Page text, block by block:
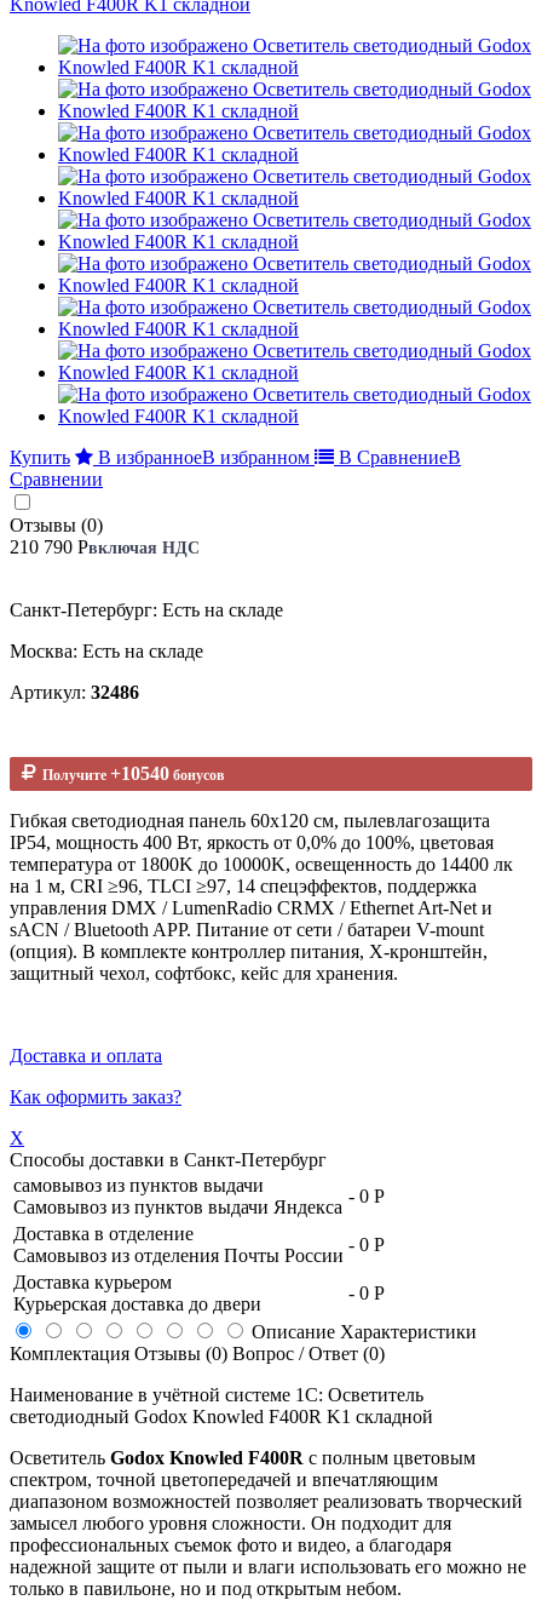
Купить В избранноеВ избранном В СравнениеВ
Сравнении
Отзывы (0)
210 790 Рвключая НДС
Санкт-Петербург: Есть на складе
Москва: Есть на складе
Артикул: 32486
Получите +10540 бонусов
Гибкая светодиодная панель 60х120 см, пылевлагозащита
IP54, мощность 400 Вт, яркость от 0,0% до 100%, цветовая
температура от 1800K до 10000K, освещенность до 14400 лк
на 1 м, CRI ≥96, TLCI ≥97, 14 спецэффектов, поддержка
управления DMX / LumenRadio CRMX / Ethernet Art-Net и
sACN / Bluetooth APP. Питание от сети / батареи V-mount
(опция). В комплекте контроллер питания, X-кронштейн,
защитный чехол, софтбокс, кейс для хранения.
Доставка и оплата
Как оформить заказ?
X
Способы доставки в Санкт-Петербург
самовывоз из пунктов выдачи
Самовывоз из пунктов выдачи Яндекса
- 0 Р
Доставка в отделение
Самовывоз из отделения Почты России
- 0 Р
Доставка курьером
Курьерская доставка до двери
- 0 Р
Описание Характеристики
Комплектация Отзывы (0) Вопрос / Ответ (0)
Наименование в учётной системе 1С: Осветитель
светодиодный Godox Knowled F400R K1 складной
Осветитель Godox Knowled F400R с полным цветовым
спектром, точной цветопередачей и впечатляющим
диапазоном возможностей позволяет реализовать творческий
замысел любого уровня сложности. Он подходит для
профессиональных съемок фото и видео, а благодаря
надежной защите от пыли и влаги использовать его можно не
только в павильоне, но и под открытым небом.